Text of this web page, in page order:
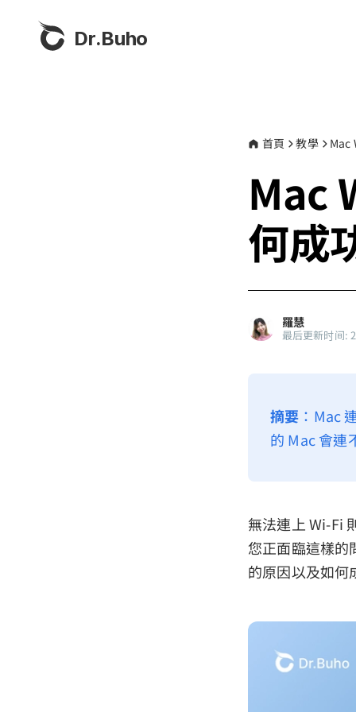
Dr.Buho
首頁 教學 Mac
Mac
何成
羅慧
最后更新时间:
摘要 ：Mac
的 Mac 會連
無法連上 Wi-Fi
您正面臨這樣的
的原因以及如何